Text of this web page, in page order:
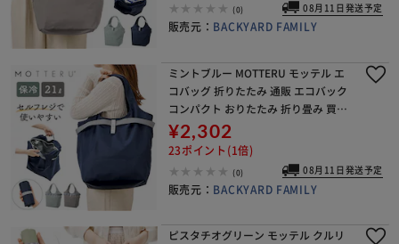
(0) 08月11日発送予定
販売元： BACKYARD FAMILY
ミントブルー MOTTERU モッテル エ
コバッグ 折りたたみ 通販 エコバック
コンパクト おりたたみ 折り畳み 買い
物バッグ 買い物バック 入れやすい 出
しやすい 使いやすい トート 手提げ ク
¥2,302
23ポイント(1倍)
(0) 08月11日発送予定
販売元： BACKYARD FAMILY
ピスタチオグリーン モッテル クルリ